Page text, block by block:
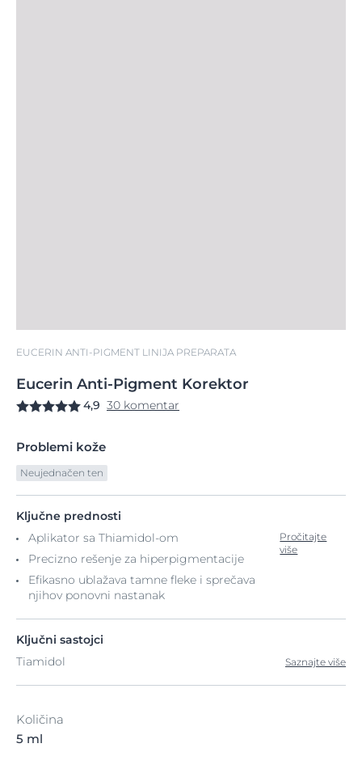
EUCERIN ANTI-PIGMENT LINIJA PREPARATA
Eucerin Anti-Pigment Korektor
4,9 30 komentar
Problemi kože
Neujednačen ten
Ključne prednosti
Aplikator sa Thiamidol-om
Precizno rešenje za hiperpigmentacije
Efikasno ublažava tamne fleke i sprečava
njihov ponovni nastanak
Pročitajte
više
Ključni sastojci
Tiamidol
Saznajte više
Količina
5 ml